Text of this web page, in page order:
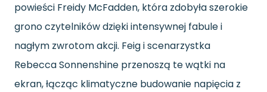
powieści Freidy McFadden, która zdobyła szerokie
grono czytelników dzięki intensywnej fabule i
nagłym zwrotom akcji. Feig i scenarzystka
Rebecca Sonnenshine przenoszą te wątki na
ekran, łącząc klimatyczne budowanie napięcia z